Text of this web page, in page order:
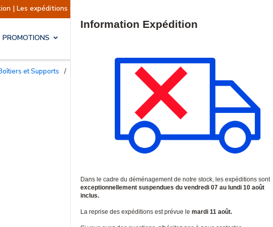
actuellement suspendues
PROMOTIONS
et Supports / Accessoires pour boîtiers